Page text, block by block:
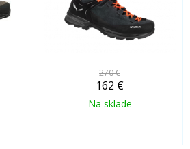
270 €
162 €
Na sklade